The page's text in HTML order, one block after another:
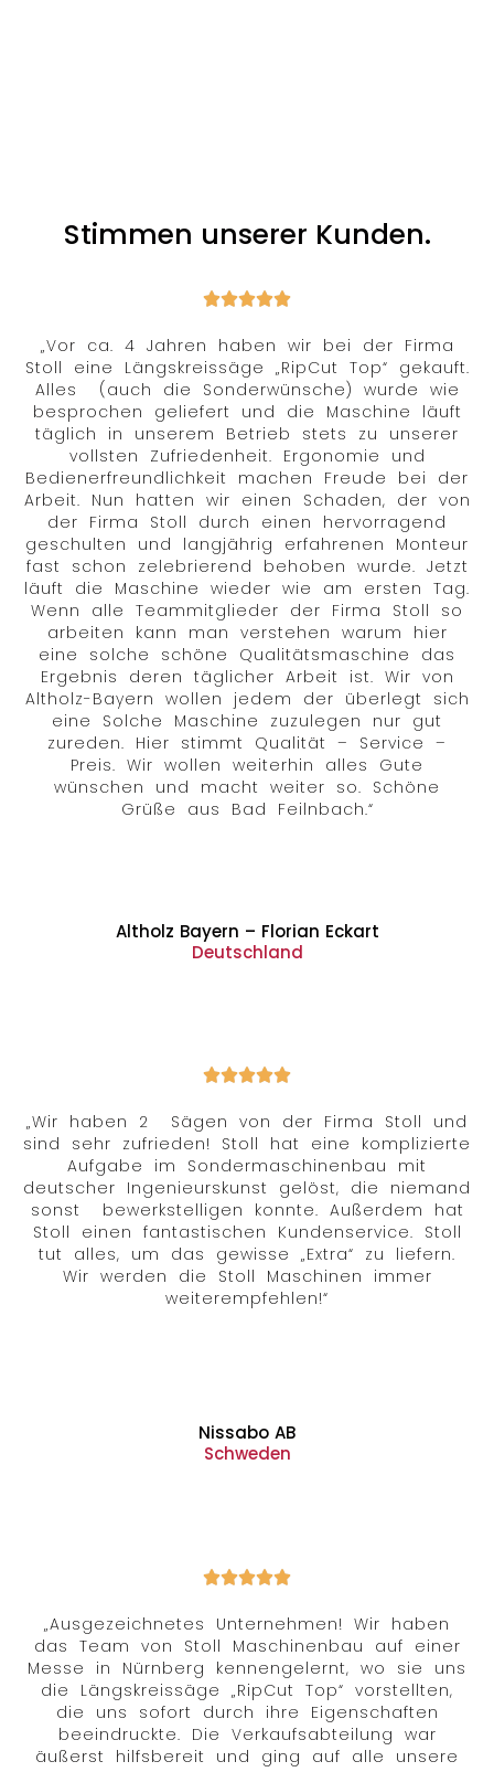
Stimmen unserer Kunden.
„Vor ca. 4 Jahren haben wir bei der Firma
Stoll eine Längskreissäge „RipCut Top“ gekauft.
Alles (auch die Sonderwünsche) wurde wie
besprochen geliefert und die Maschine läuft
täglich in unserem Betrieb stets zu unserer
vollsten Zufriedenheit. Ergonomie und
Bedienerfreundlichkeit machen Freude bei der
Arbeit. Nun hatten wir einen Schaden, der von
der Firma Stoll durch einen hervorragend
geschulten und langjährig erfahrenen Monteur
fast schon zelebrierend behoben wurde. Jetzt
läuft die Maschine wieder wie am ersten Tag.
Wenn alle Teammitglieder der Firma Stoll so
arbeiten kann man verstehen warum hier
eine solche schöne Qualitätsmaschine das
Ergebnis deren täglicher Arbeit ist. Wir von
Altholz-Bayern wollen jedem der überlegt sich
eine Solche Maschine zuzulegen nur gut
zureden. Hier stimmt Qualität – Service –
Preis. Wir wollen weiterhin alles Gute
wünschen und macht weiter so. Schöne
Grüße aus Bad Feilnbach.“
Altholz Bayern – Florian Eckart
Deutschland
„Wir haben 2 Sägen von der Firma Stoll und
sind sehr zufrieden! Stoll hat eine komplizierte
Aufgabe im Sondermaschinenbau mit
deutscher Ingenieurskunst gelöst, die niemand
sonst bewerkstelligen konnte. Außerdem hat
Stoll einen fantastischen Kundenservice. Stoll
tut alles, um das gewisse „Extra“ zu liefern.
Wir werden die Stoll Maschinen immer
weiterempfehlen!“
Nissabo AB
Schweden
„Ausgezeichnetes Unternehmen! Wir haben
das Team von Stoll Maschinenbau auf einer
Messe in Nürnberg kennengelernt, wo sie uns
die Längskreissäge „RipCut Top“ vorstellten,
die uns sofort durch ihre Eigenschaften
beeindruckte. Die Verkaufsabteilung war
äußerst hilfsbereit und ging auf alle unsere